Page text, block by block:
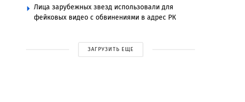
Лица зарубежных звезд использовали для
фейковых видео с обвинениями в адрес РК
ЗАГРУЗИТЬ ЕЩЕ